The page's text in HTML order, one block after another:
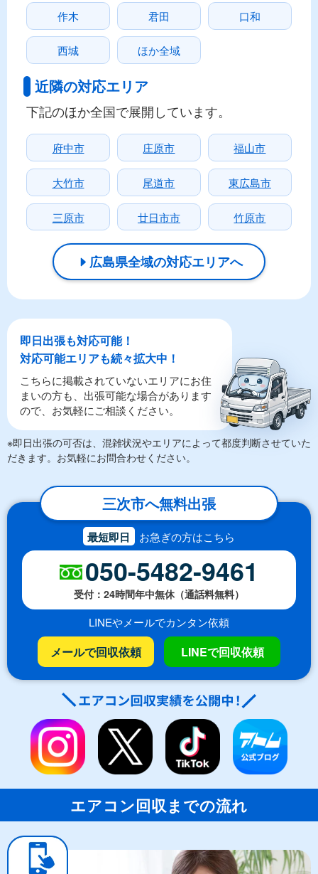
作木 君田 口和
西城 ほか全域
近隣の対応エリア
下記のほか全国で展開しています。
府中市 庄原市 福山市
大竹市 尾道市 東広島市
三原市 廿日市市 竹原市
広島県全域の対応エリアへ
即日出張も対応可能！
対応可能エリアも続々拡大中！
こちらに掲載されていないエリアにお住
まいの方も、出張可能な場合があります
ので、お気軽にご相談ください。
※即日出張の可否は、混雑状況やエリアによって都度判断させていた
だきます。お気軽にお問合わせください。
三次市へ無料出張
最短即日 お急ぎの方はこちら
050-5482-9461
受付：24時間年中無休（通話料無料）
LINEやメールでカンタン依頼
メールで回収依頼 LINEで回収依頼
エアコン回収までの流れ